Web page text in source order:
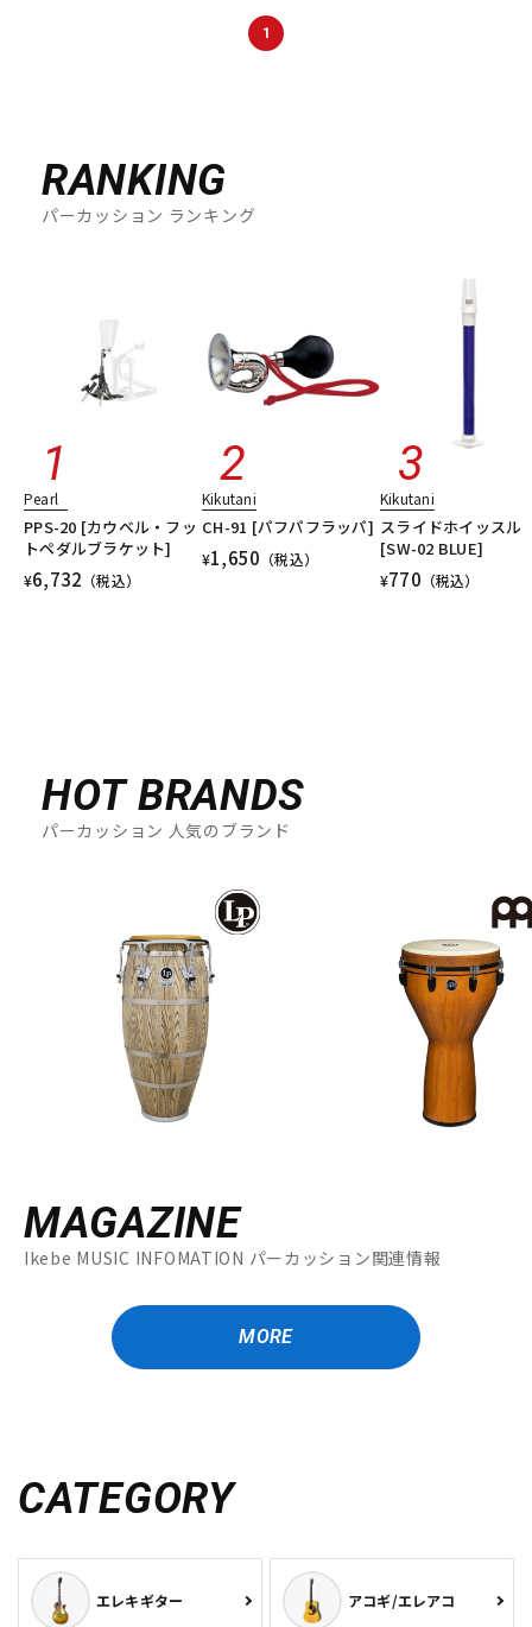
中古
1
RANKING
パーカッション ランキング
Pearl
PPS-20 [カウベル・フッ
トペダルブラケット]
¥6,732 （税込）
Kikutani
CH-91 [パフパフラッパ]
¥1,650 （税込）
Kikutani
スライドホイッスル
[SW-02 BLUE]
¥770 （税込）
HOT BRANDS
パーカッション 人気のブランド
MAGAZINE
Ikebe MUSIC INFOMATION パーカッション関連情報
MORE
CATEGORY
エレキギター アコギ/エレアコ